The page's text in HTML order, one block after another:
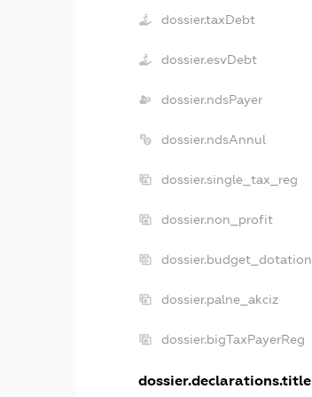
dossier.taxDebt
dossier.esvDebt
dossier.ndsPayer
dossier.ndsAnnul
dossier.single_tax_reg
dossier.non_profit
dossier.budget_dotation
dossier.palne_akciz
dossier.bigTaxPayerReg
dossier.declarations.title